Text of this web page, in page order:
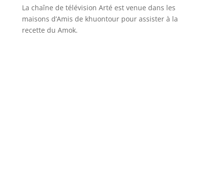
La chaîne de télévision Arté est venue dans les
maisons d’Amis de khuontour pour assister à la
recette du Amok.